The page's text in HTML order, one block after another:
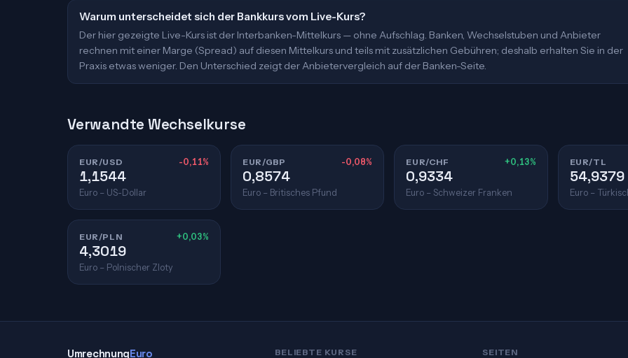
Warum unterscheidet sich der Bankkurs vom Live-Kurs?
Der hier gezeigte Live-Kurs ist der Interbanken-Mittelkurs — ohne Aufschlag. Banken, Wechselstuben und Anbieter
rechnen mit einer Marge (Spread) auf diesen Mittelkurs und teils mit zusätzlichen Gebühren; deshalb erhalten Sie in der
Praxis etwas weniger. Den Unterschied zeigt der Anbietervergleich auf der Banken-Seite.
Verwandte Wechselkurse
EUR/USD -0,11%
1,1544
Euro – US-Dollar
EUR/GBP -0,08%
0,8574
Euro – Britisches Pfund
EUR/CHF +0,13%
0,9334
Euro – Schweizer Franken
EUR/TL
54,9379
Euro –
EUR/PLN +0,03%
4,3019
Euro – Polnischer Zloty
UmrechnungEuro BELIEBTE KURSE SEITEN